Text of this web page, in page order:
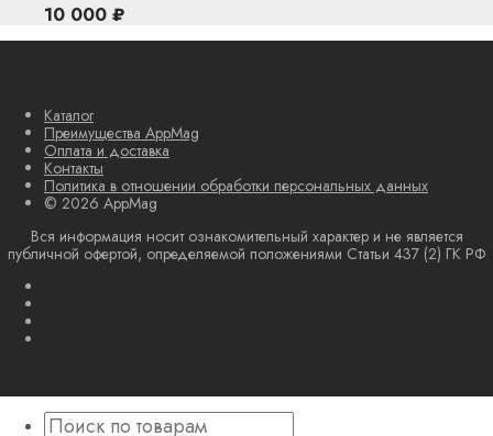
10 000 ₽
Каталог
Преимущества AppMag
Оплата и доставка
Контакты
Политика в отношении обработки персональных данных
© 2026 AppMag
Вся информация носит ознакомительный характер и не является
публичной офертой, определяемой положениями Статьи 437 (2) ГК РФ